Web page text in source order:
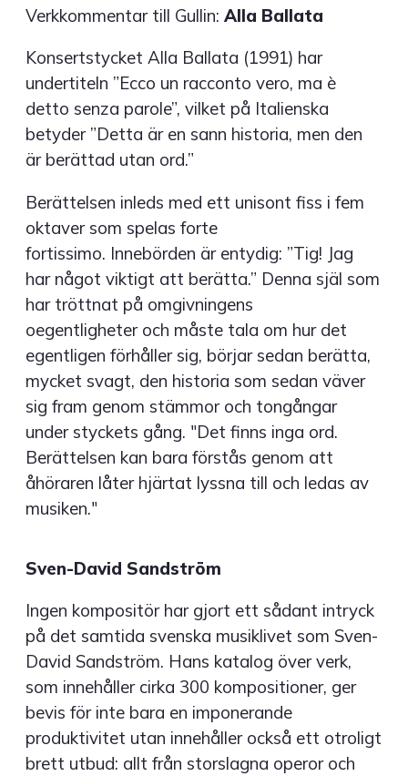
Verkkommentar till Gullin:Alla Ballata
Konsertstycket Alla Ballata (1991) har
undertiteln ”Ecco un racconto vero, ma è
detto senza parole”, vilket på Italienska
betyder ”Detta är en sann historia, men den
är berättad utan ord.”
Berättelsen inleds med ett unisont fiss i fem
oktaver som spelas forte
fortissimo. Innebörden är entydig: ”Tig! Jag
har något viktigt att berätta.” Denna själ som
har tröttnat på omgivningens
oegentligheter och måste tala om hur det
egentligen förhåller sig, börjar sedan berätta,
mycket svagt, den historia som sedan väver
sig fram genom stämmor och tongångar
under styckets gång. "Det finns inga ord.
Berättelsen kan bara förstås genom att
åhöraren låter hjärtat lyssna till och ledas av
musiken."
Sven-David Sandström
Ingen kompositör har gjort ett sådant intryck
på det samtida svenska musiklivet som Sven-
David Sandström. Hans katalog över verk,
som innehåller cirka 300 kompositioner, ger
bevis för inte bara en imponerande
produktivitet utan innehåller också ett otroligt
brett utbud: allt från storslagna operor och